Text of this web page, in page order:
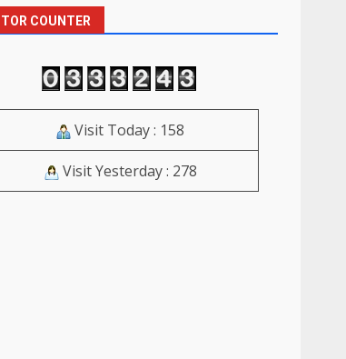
COUNTER
Visit Today : 158
Visit Yesterday : 278